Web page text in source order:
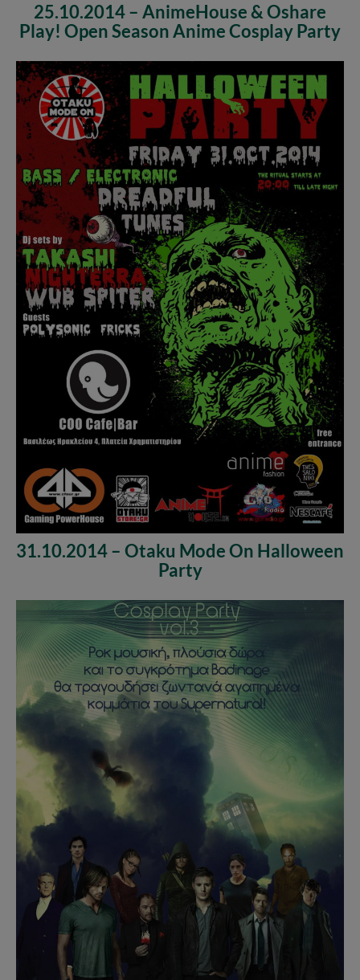
25.10.2014 – AnimeHouse & Oshare
Play! Open Season Anime Cosplay Party
31.10.2014 – Otaku Mode On Halloween
Party